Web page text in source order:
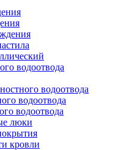
водоотвода
водоотвода
водоотвода
водоотвода
люки
кровли